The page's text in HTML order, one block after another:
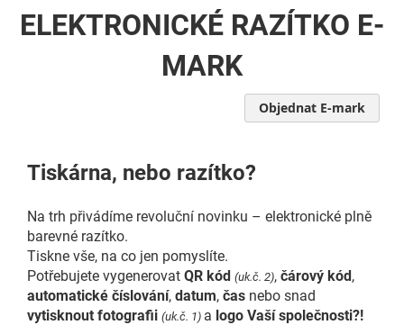
ELEKTRONICKÉ RAZÍTKO E-
MARK
Objednat E-mark
Tiskárna, nebo razítko?
Na trh přivádíme revoluční novinku – elektronické plně
barevné razítko.
Tiskne vše, na co jen pomyslíte.
Potřebujete vygenerovat QR kód (uk.č. 2), čárový kód,
automatické číslování, datum, čas nebo snad
vytisknout fotografii (uk.č. 1) a logo Vaší společnosti?!